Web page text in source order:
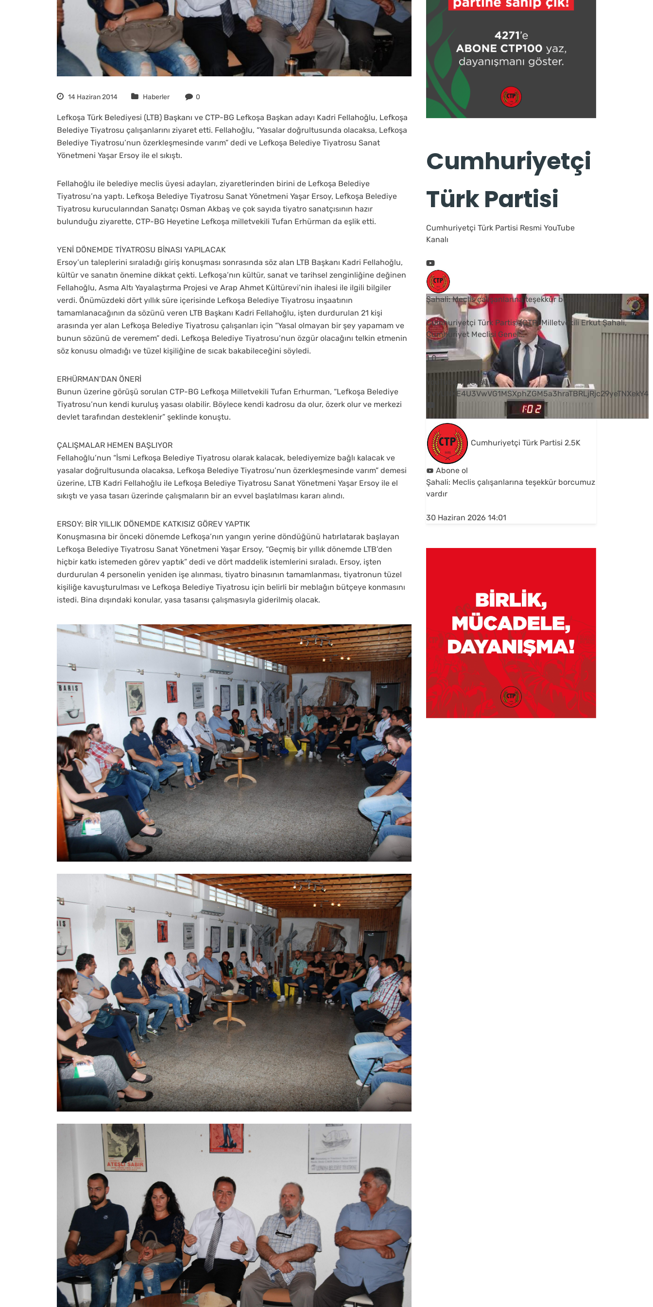
14 Haziran 2014 Haberler 0
Lefkoşa Türk Belediyesi (LTB) Başkanı ve CTP-BG Lefkoşa Başkan adayı Kadri Fellahoğlu, Lefkoşa
Belediye Tiyatrosu çalışanlarını ziyaret etti. Fellahoğlu, “Yasalar doğrultusunda olacaksa, Lefkoşa
Belediye Tiyatrosu’nun özerkleşmesinde varım” dedi ve Lefkoşa Belediye Tiyatrosu Sanat
Yönetmeni Yaşar Ersoy ile el sıkıştı.
Fellahoğlu ile belediye meclis üyesi adayları, ziyaretlerinden birini de Lefkoşa Belediye
Tiyatrosu’na yaptı. Lefkoşa Belediye Tiyatrosu Sanat Yönetmeni Yaşar Ersoy, Lefkoşa Belediye
Tiyatrosu kurucularından Sanatçı Osman Akbaş ve çok sayıda tiyatro sanatçısının hazır
bulunduğu ziyarette, CTP-BG Heyetine Lefkoşa milletvekili Tufan Erhürman da eşlik etti.
YENİ DÖNEMDE TİYATROSU BİNASI YAPILACAK
Ersoy’un taleplerini sıraladığı giriş konuşması sonrasında söz alan LTB Başkanı Kadri Fellahoğlu,
kültür ve sanatın önemine dikkat çekti. Lefkoşa’nın kültür, sanat ve tarihsel zenginliğine değinen
Fellahoğlu, Asma Altı Yayalaştırma Projesi ve Arap Ahmet Kültürevi’nin ihalesi ile ilgili bilgiler
verdi. Önümüzdeki dört yıllık süre içerisinde Lefkoşa Belediye Tiyatrosu inşaatının
tamamlanacağının da sözünü veren LTB Başkanı Kadri Fellahoğlu, işten durdurulan 21 kişi
arasında yer alan Lefkoşa Belediye Tiyatrosu çalışanları için “Yasal olmayan bir şey yapamam ve
bunun sözünü de veremem” dedi. Lefkoşa Belediye Tiyatrosu’nun özgür olacağını telkin etmenin
söz konusu olmadığı ve tüzel kişiliğine de sıcak bakabileceğini söyledi.
ERHÜRMAN’DAN ÖNERİ
Bunun üzerine görüşü sorulan CTP-BG Lefkoşa Milletvekili Tufan Erhurman, “Lefkoşa Belediye
Tiyatrosu’nun kendi kuruluş yasası olabilir. Böylece kendi kadrosu da olur, özerk olur ve merkezi
devlet tarafından desteklenir” şeklinde konuştu.
ÇALIŞMALAR HEMEN BAŞLIYOR
Fellahoğlu’nun “İsmi Lefkoşa Belediye Tiyatrosu olarak kalacak, belediyemize bağlı kalacak ve
yasalar doğrultusunda olacaksa, Lefkoşa Belediye Tiyatrosu’nun özerkleşmesinde varım” demesi
üzerine, LTB Kadri Fellahoğlu ile Lefkoşa Belediye Tiyatrosu Sanat Yönetmeni Yaşar Ersoy ile el
sıkıştı ve yasa tasarı üzerinde çalışmaların bir an evvel başlatılması kararı alındı.
ERSOY: BİR YILLIK DÖNEMDE KATKISIZ GÖREV YAPTIK
Konuşmasına bir önceki dönemde Lefkoşa’nın yangın yerine döndüğünü hatırlatarak başlayan
Lefkoşa Belediye Tiyatrosu Sanat Yönetmeni Yaşar Ersoy, “Geçmiş bir yıllık dönemde LTB’den
hiçbir katkı istemeden görev yaptık” dedi ve dört maddelik istemlerini sıraladı. Ersoy, işten
durdurulan 4 personelin yeniden işe alınması, tiyatro binasının tamamlanması, tiyatronun tüzel
kişiliğe kavuşturulması ve Lefkoşa Belediye Tiyatrosu için belirli bir meblağın bütçeye konmasını
istedi. Bina dışındaki konular, yasa tasarısı çalışmasıyla giderilmiş olacak.
Cumhuriyetçi
Türk Partisi
Cumhuriyetçi Türk Partisi Resmi YouTube
Kanalı
Şahali: Meclis çalışanlarına teşekkür borcumuz vardır
Cumhuriyetçi Türk Partisi (CTP) Milletvekili Erkut Şahali,
Cumhuriyet Meclisi Genel...
1 0
YouTube Videosu
VVVUNXE4U3VwVG1MSXphZGM5a3hraTBRLjRjc29yeTNXekY4
Cumhuriyetçi Türk Partisi 2.5K
Abone ol
Şahali: Meclis çalışanlarına teşekkür borcumuz
vardır
30 Haziran 2026 14:01